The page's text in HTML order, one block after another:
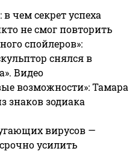
чем секрет успеха
не смог повторить
спойлеров»:
снялся в
Видео
возможности»: Тамара
знаков зодиака
вирусов —
усилить